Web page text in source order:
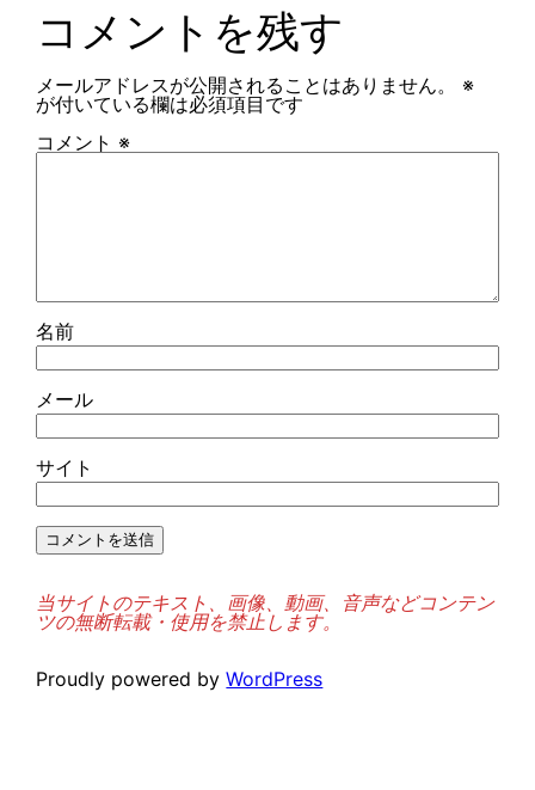
コメントを残す
メールアドレスが公開されることはありません。
※
が付いている欄は必須項目です
コメント※
名前
メール
サイト
当サイトのテキスト、画像、動画、音声などコンテン
ツの無断転載・使用を禁止します。
Proudly powered byWordPress